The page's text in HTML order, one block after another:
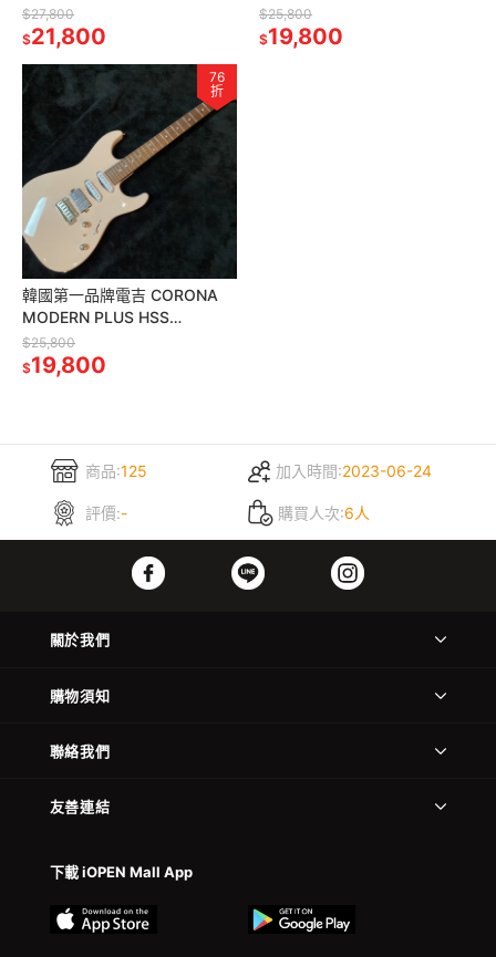
LEMON BURST LP22 LMB 雙
雙
$27,800
$21,800
MPHSS24 MAH ST 楓烤木指
板桃花心木琴身
$25,800
$19,800
76
折
韓國第一品牌電吉 CORONA
MODERN PLUS HSS
MPHSS24 SHP ST 烤楓木指
板 貝殼粉紅色
$25,800
$19,800
商品:125 加入時間:2023-06-24
評價:- 購買人次:6人
關於我們
購物須知
聯絡我們
友善連結
下載 iOPEN Mall App